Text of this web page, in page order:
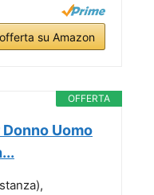
su Amazon
OFFERTA
Uomo